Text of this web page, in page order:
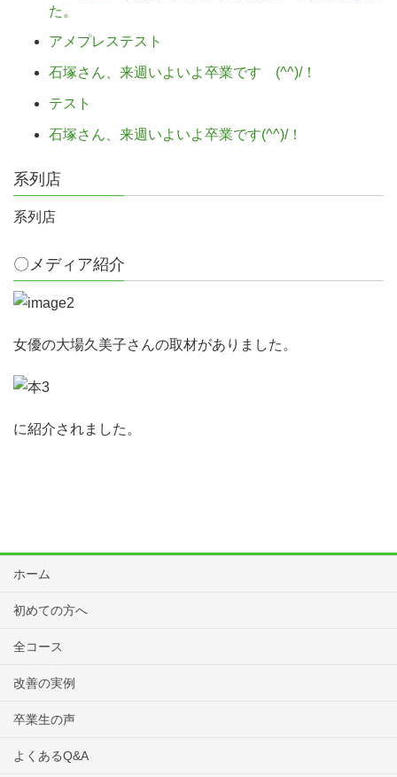
た。
アメプレステスト
石塚さん、来週いよいよ卒業です (^^)/！
テスト
石塚さん、来週いよいよ卒業です(^^)/！
系列店
系列店
〇メディア紹介
女優の大場久美子さんの取材がありました。
に紹介されました。
ホーム
初めての方へ
全コース
改善の実例
卒業生の声
よくあるQ&A